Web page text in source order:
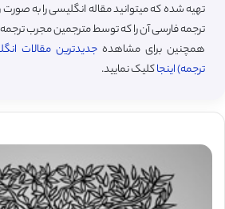
تهیه شده که میتوانید مقاله انگلیسی را به
ترجمه فارسی آن را که توسط مترجمین مجرب ترجمه
همچنین برای مشاهده جدیدترین مقالات
ترجمه) اینجاکلیک نمایید.